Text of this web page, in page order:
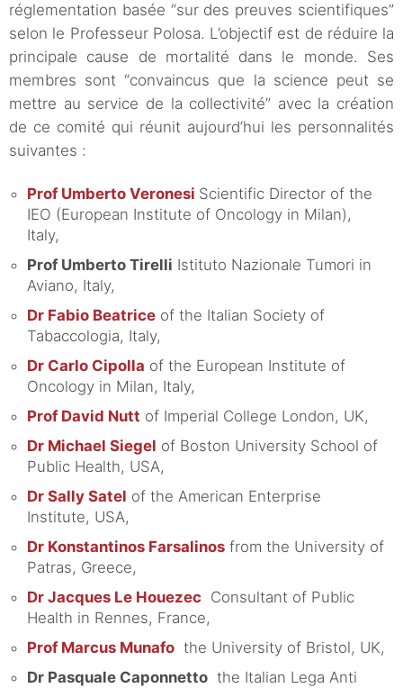
réglementation basée “sur des preuves scientifiques”
selon le Professeur Polosa. L’objectif est de réduire la
principale cause de mortalité dans le monde. Ses
membres sont “convaincus que la science peut se
mettre au service de la collectivité” avec la création
de ce comité qui réunit aujourd’hui les personnalités
suivantes :
Prof Umberto Veronesi Scientific Director of the
IEO (European Institute of Oncology in Milan),
Italy,
Prof Umberto Tirelli Istituto Nazionale Tumori in
Aviano, Italy,
Dr Fabio Beatrice of the Italian Society of
Tabaccologia, Italy,
Dr Carlo Cipolla of the European Institute of
Oncology in Milan, Italy,
Prof David Nutt of Imperial College London, UK,
Dr Michael Siegel of Boston University School of
Public Health, USA,
Dr Sally Satel of the American Enterprise
Institute, USA,
Dr Konstantinos Farsalinos from the University of
Patras, Greece,
Dr Jacques Le Houezec Consultant of Public
Health in Rennes, France,
Prof Marcus Munafo the University of Bristol, UK,
Dr Pasquale Caponnetto the Italian Lega Anti